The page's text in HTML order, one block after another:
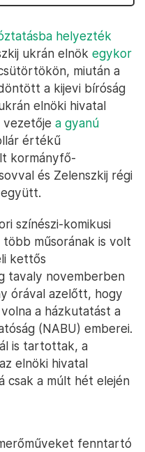
helyezték
ukrán elnök egykor
miután a
a kijevi bíróság
elnöki hivatal
vezetője a gyanú
értékű
kormányfő-
és Zelenszkij régi
színészi-komikusi
műsorának is volt
kettős
tavaly novemberben
órával azelőtt, hogy
a házkutatást a
(NABU) emberei.
is tartottak, a
elnöki hivatal
csak a múlt hét elején
fenntartó